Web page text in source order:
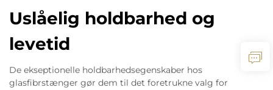
Uslåelig holdbarhed og
levetid
De ekseptionelle holdbarhedsegenskaber hos
glasfibrstænger gør dem til det foretrukne valg for